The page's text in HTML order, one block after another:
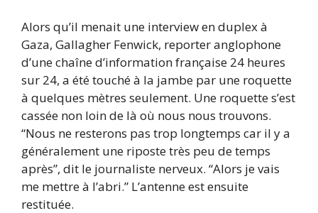
Alors qu’il menait une interview en duplex à
Gaza, Gallagher Fenwick, reporter anglophone
d’une chaîne d’information française 24 heures
sur 24, a été touché à la jambe par une roquette
à quelques mètres seulement. Une roquette s’est
cassée non loin de là où nous nous trouvons.
“Nous ne resterons pas trop longtemps car il y a
généralement une riposte très peu de temps
après”, dit le journaliste nerveux. “Alors je vais
me mettre à l’abri.” L’antenne est ensuite
restituée.